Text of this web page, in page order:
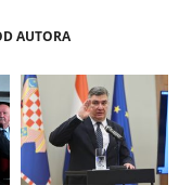
AUTORA